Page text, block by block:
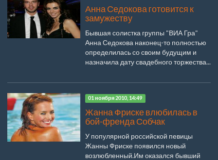
Анна Седокова готовится к
замужеству
Бывшая солистка группы "ВИА Гра"
Анна Седокова наконец-то полностью
определилась со своим будущим и
назначила дату свадебного торжества...
01 ноября 2010, 14:49
Жанна Фриске влюбилась в
бой-френда Собчак
У популярной российской певицы
Жанны Фриске появился новый
возлюбленный.Им оказался бывший